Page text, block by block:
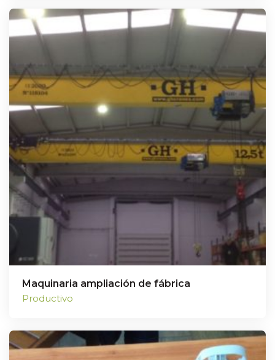
Maquinaria ampliación de fábrica
Productivo